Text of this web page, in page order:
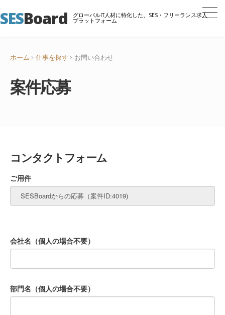
SESBoard グローバルIT人材に特化した、SES・フリーランス求人
プラットフォーム
ホーム 仕事を探す お問い合わせ
案件応募
コンタクトフォーム
ご用件
会社名（個人の場合不要）
部門名（個人の場合不要）